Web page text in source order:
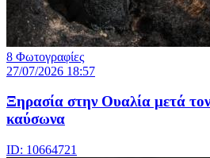
8 Φωτογραφίες
27/07/2026 18:57
Ξηρασία στην Ουαλία μετά
καύσωνα
ID: 10664721